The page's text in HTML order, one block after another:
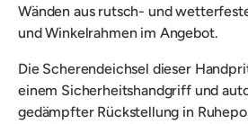
Wänden aus rutsch- und
und Winkelrahmen im Angebot.
Die Scherendeichsel dieser
einem Sicherheitshandgriff und
gedämpfter Rückstellung in